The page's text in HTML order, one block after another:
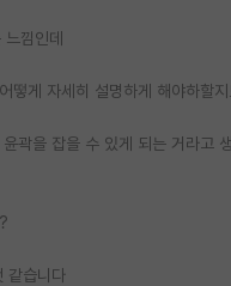
낌인데
떻게 자세히 설명하게 해야하할
곽을 잡을 수 있게 되는 거라고
같습니다